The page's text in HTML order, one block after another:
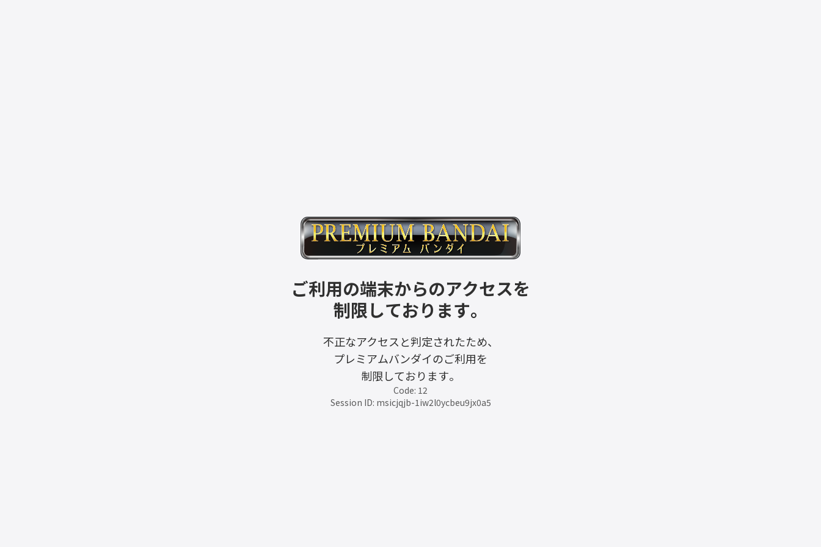
ご利用の端末からのアクセスを
制限しております。
不正なアクセスと判定されたため、
プレミアムバンダイのご利用を
制限しております。
Code: 12
Session ID: msicjqjb-1iw2l0ycbeu9jx0a5